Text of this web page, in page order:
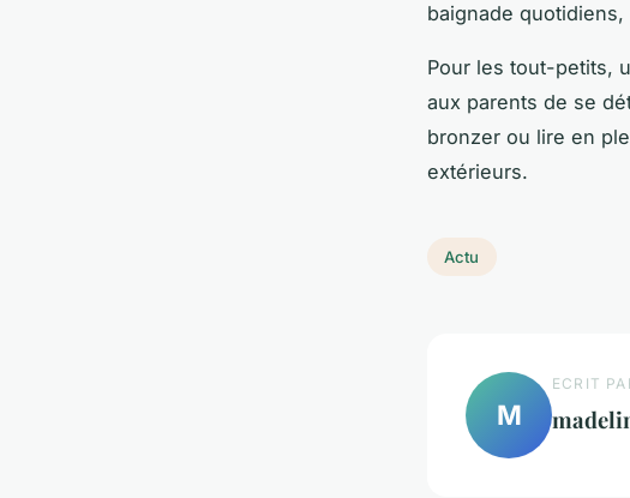
baignade
Pour les tout-petits,
aux parents de se
bronzer ou lire en
extérieurs.
Actu
M
ECRIT